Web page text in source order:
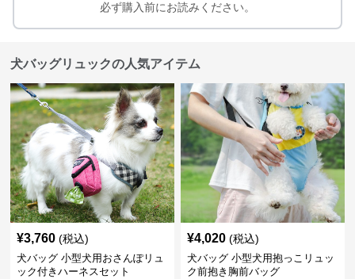
必ず購入前にお読みください。
犬バッグリュックの人気アイテム
¥3,760 (税込)
犬バッグ 小型犬用おさんぽリュ
ック付きハーネスセット
¥4,020 (税込)
犬バッグ 小型犬用抱っこリュッ
ク前抱き胸前バッグ